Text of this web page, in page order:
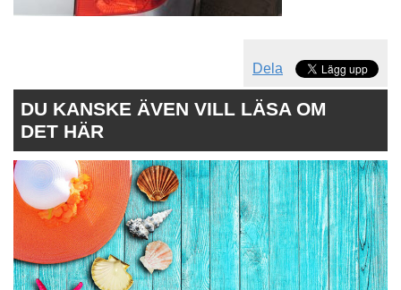
Dela
DU KANSKE ÄVEN VILL LÄSA OM
DET HÄR